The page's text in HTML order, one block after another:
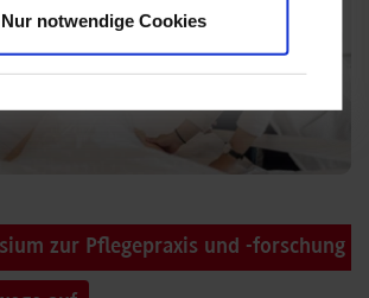
Nur notwendige Cookies
zur Pflegepraxis und -forschung